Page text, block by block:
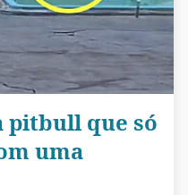
pitbull que só
uma